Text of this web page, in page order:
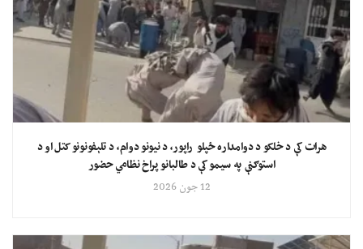
هرات کې د خلکو د دوامداره ځپلو راپور، د نیونو دوام، د تلېفونونو کتل او د
استوګنې په سیمو کې د طالبانو پراخ نظامي حضور
12 جون 2026